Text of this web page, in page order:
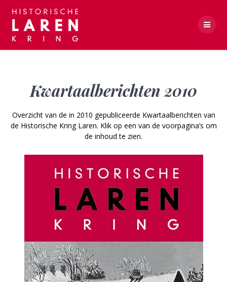
Kwartaalberichten 2010
Overzicht van de in 2010 gepubliceerde Kwartaalberichten van
de Historische Kring Laren. Klik op een van de voorpagina’s om
de inhoud te zien.